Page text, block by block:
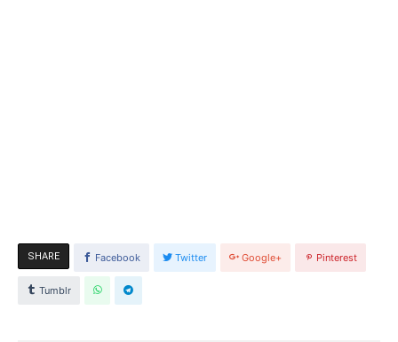
SHARE Facebook Twitter Google+ Pinterest
Tumblr